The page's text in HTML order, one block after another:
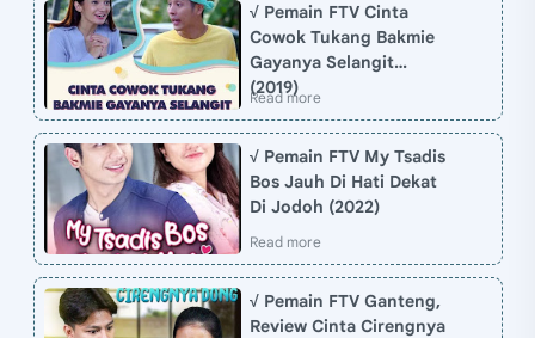
√ Pemain FTV Cinta
Cowok Tukang Bakmie
Gayanya Selangit
(2019)
√ Pemain FTV My Tsadis
Bos Jauh Di Hati Dekat
Di Jodoh (2022)
√ Pemain FTV Ganteng,
Review Cinta Cirengnya